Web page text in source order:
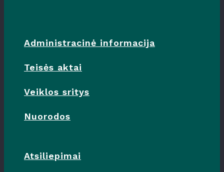
Administracinė informacija
Teisės aktai
Veiklos sritys
Nuorodos
Atsiliepimai